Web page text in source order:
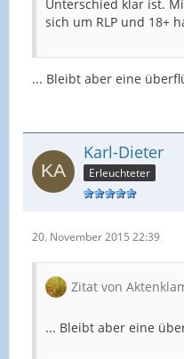
Unterschied klar ist.
sich um RLP und 18+
... Bleibt aber eine
Karl-Dieter
Erleuchteter
20. November 2015 22:39
Zitat von
... Bleibt aber eine